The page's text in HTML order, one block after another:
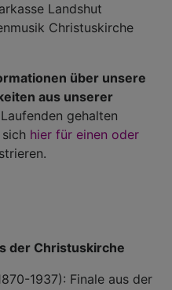
Landshut
Christuskirche
über unsere
aus unserer
gehalten
hier für einen oder
der Christuskirche
1937): Finale aus der